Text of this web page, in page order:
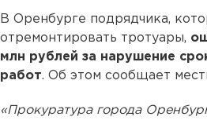
В Оренбурге подрядчика,
отремонтировать тротуары,
млн рублей за нарушение
работ. Об этом сообщает
«Прокуратура города